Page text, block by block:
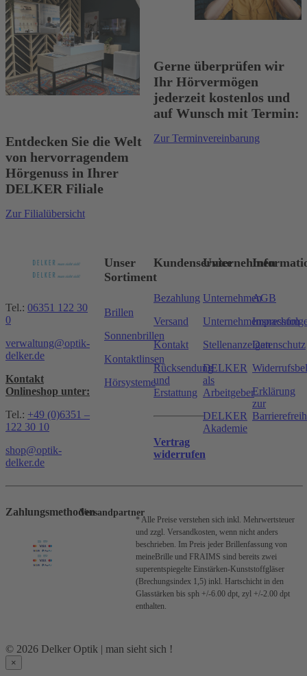
Entdecken Sie die Welt
von hervorragendem
Hörgenuss in Ihrer
DELKER Filiale
Zur Filialübersicht
Gerne überprüfen wir
Ihr Hörvermögen
jederzeit kostenlos und
auf Wunsch mit Termin:
Zur Terminvereinbarung
Tel.: 06351 122 30
0
verwaltung@optik-
delker.de
Kontakt
Onlineshop unter:
Tel.: +49 (0)6351 –
122 30 10
shop@optik-
delker.de
Unser
Sortiment
Brillen
Sonnenbrillen
Kontaktlinsen
Hörsysteme
Kundenservice
Bezahlung
Versand
Kontakt
Rücksendung
und
Erstattung
Vertrag
widerrufen
Unternehmen
Unternehmen
Stellenanzeigen
DELKER
als
Arbeitgeber
DELKER
Akademie
AGB
Impressum
Datenschutz
Erklärung
zur
ZahlungsmethodenVersandpartner
* Alle Preise verstehen sich inkl. Mehrwertsteuer
und zzgl. Versandkosten, wenn nicht anders
beschrieben. Im Preis jeder Brillenfassung von
meineBrille und FRAIMS sind bereits zwei
superentspiegelte Einstärken-Kunststoffgläser
(Brechungsindex 1,5) inkl. Hartschicht in den
Glasstärken bis sph +/-6.00 dpt, zyl +/-2.00 dpt
enthalten.
© 2026 Delker Optik | man sieht sich !
×